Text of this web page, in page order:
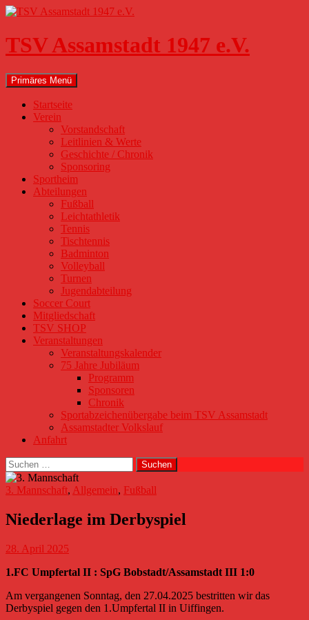
Zum
springen
TSV Assamstadt 1947 e.V.
Suchen
Primäres Menü
Startseite
Verein
Vorstandschaft
Leitlinien & Werte
Geschichte / Chronik
Sponsoring
Sportheim
Abteilungen
Fußball
Leichtathletik
Tennis
Tischtennis
Badminton
Volleyball
Turnen
Jugendabteilung
Soccer Court
Mitgliedschaft
TSV SHOP
Veranstaltungen
Veranstaltungskalender
75 Jahre Jubiläum
Programm
Sponsoren
Chronik
Sportabzeichenübergabe beim TSV Assamstadt
Assamstadter Volkslauf
Anfahrt
Suchen
nach:
3. Mannschaft, Allgemein, Fußball
Niederlage im Derbyspiel
28. April 2025
1.FC Umpfertal II : SpG Bobstadt/Assamstadt III 1:0
Am vergangenen Sonntag, den 27.04.2025 bestritten wir das
Derbyspiel gegen den 1.Umpfertal II in Uiffingen.